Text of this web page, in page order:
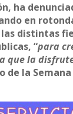
ha
en
distintas
“para
la
la